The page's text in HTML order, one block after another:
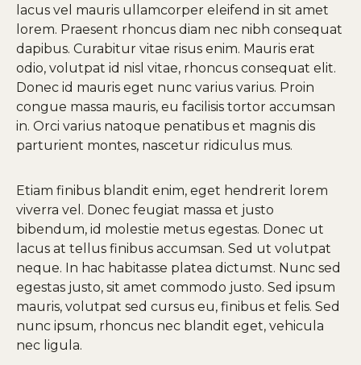
lacus vel mauris ullamcorper eleifend in sit amet
lorem. Praesent rhoncus diam nec nibh consequat
dapibus. Curabitur vitae risus enim. Mauris erat
odio, volutpat id nisl vitae, rhoncus consequat elit.
Donec id mauris eget nunc varius varius. Proin
congue massa mauris, eu facilisis tortor accumsan
in. Orci varius natoque penatibus et magnis dis
parturient montes, nascetur ridiculus mus.
Etiam finibus blandit enim, eget hendrerit lorem
viverra vel. Donec feugiat massa et justo
bibendum, id molestie metus egestas. Donec ut
lacus at tellus finibus accumsan. Sed ut volutpat
neque. In hac habitasse platea dictumst. Nunc sed
egestas justo, sit amet commodo justo. Sed ipsum
mauris, volutpat sed cursus eu, finibus et felis. Sed
nunc ipsum, rhoncus nec blandit eget, vehicula
nec ligula.